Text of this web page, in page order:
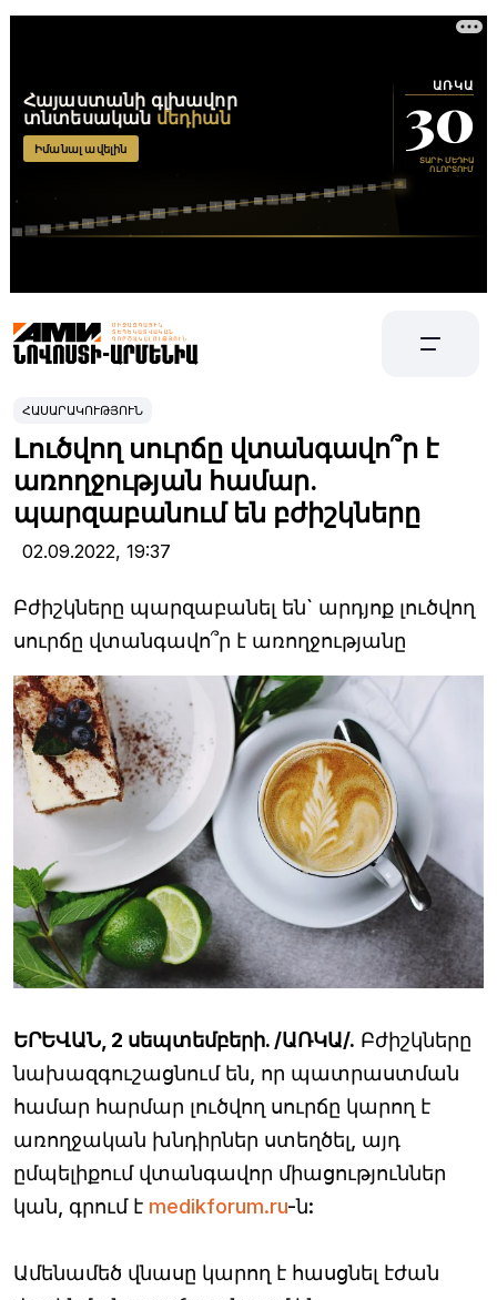
ՀԱՍԱՐԱԿՈՒԹՅՈՒՆ
Լուծվող սուրճը վտանգավո՞ր է
առողջության համար.
պարզաբանում են բժիշկները
02.09.2022, 19:37
Բժիշկները պարզաբանել են` արդյոք լուծվող
սուրճը վտանգավո՞ր է առողջությանը
ԵՐԵՎԱՆ, 2 սեպտեմբերի. /ԱՌԿԱ/. Բժիշկները
նախազգուշացնում են, որ պատրաստման
համար հարմար լուծվող սուրճը կարող է
առողջական խնդիրներ ստեղծել, այդ
ըմպելիքում վտանգավոր միացություններ
կան, գրում է medikforum.ru-ն:
Ամենամեծ վնասը կարող է հասցնել էժան